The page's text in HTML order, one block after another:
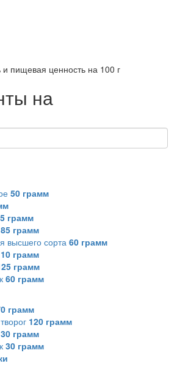
и пищевая ценность на 100 г
на
50 грамм
грамм
85 грамм
высшего сорта 60 грамм
10 грамм
грамм
60 грамм
грамм
120 грамм
30 грамм
30 грамм